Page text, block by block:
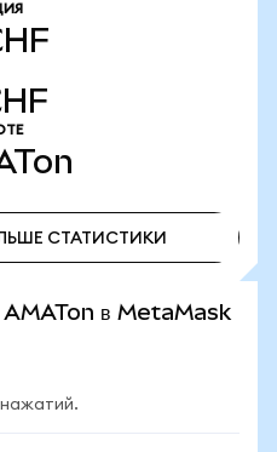
СТАТИСТИКИ
AMATon в MetaMask
нажатий.